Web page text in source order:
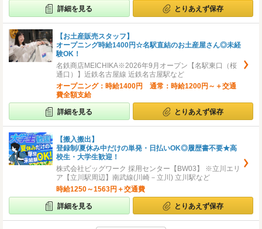
詳細を見る とりあえず保存
【お土産販売スタッフ】
オープニング時給1400円☆名駅直結のお土産屋さん◎未経
験OK！
名鉄商店MEICHIKA※2026年9月オープン【名駅東口（桜
通口）】近鉄名古屋線 近鉄名古屋駅など
オープニング：時給1400円 通常：時給1200円～＋交通
費全額支給
詳細を見る とりあえず保存
【搬入搬出】
登録制/夏休み中だけの単発・日払いOK◎履歴書不要★高
校生・大学生歓迎！
株式会社ビッグワーク 採用センター【BW03】 ※立川エリ
ア【立川駅周辺】南武線(川崎－立川) 立川駅など
時給1250～1563円＋交通費
詳細を見る とりあえず保存